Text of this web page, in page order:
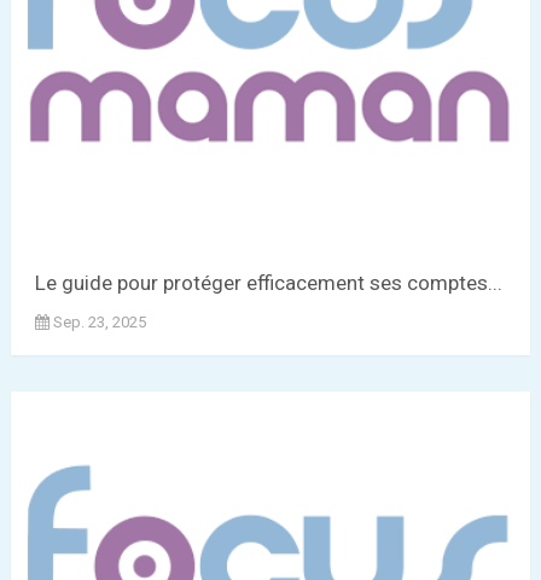
Le guide pour protéger efficacement ses comptes...
Sep. 23, 2025